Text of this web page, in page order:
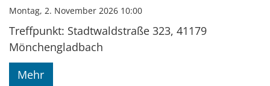
Montag, 2. November 2026 10:00
Treffpunkt: Stadtwaldstraße 323, 41179
Mönchengladbach
Mehr